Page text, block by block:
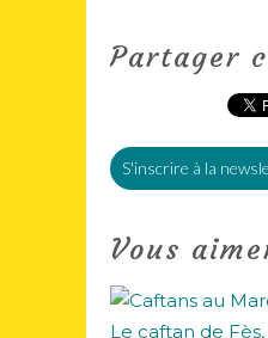
Partager
S'inscrire à la
Vous